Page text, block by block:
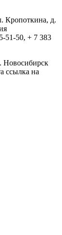
Кропоткина, д.
51-50, + 7 383
Новосибирск
ссылка на